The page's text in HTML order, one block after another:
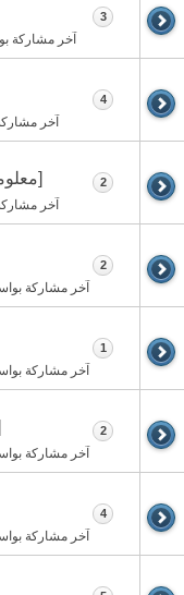
آخر مشاركة
3
آخر
4
آخر
2
آخر مشاركة
2
آخر مشاركة
1
آخر مشاركة
2
آخر مشاركة
4